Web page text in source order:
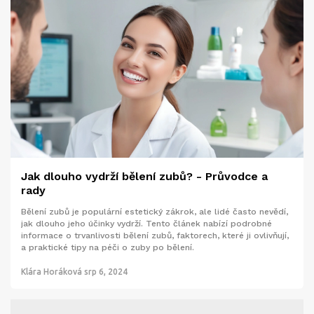
Jak dlouho vydrží bělení zubů? - Průvodce a
rady
Bělení zubů je populární estetický zákrok, ale lidé často nevědí,
jak dlouho jeho účinky vydrží. Tento článek nabízí podrobné
informace o trvanlivosti bělení zubů, faktorech, které ji ovlivňují,
a praktické tipy na péči o zuby po bělení.
Klára Horáková srp 6, 2024